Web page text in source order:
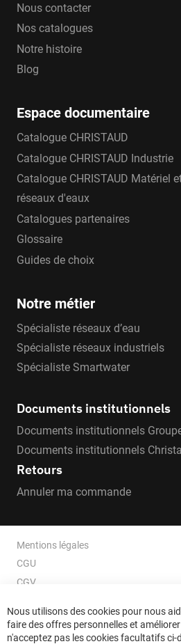
Nous contacter
Nos catalogues
Notre histoire
Blog
Espace documentaire
Catalogue CHRISTAUD
Catalogue CHRISTAUD Industrie
Catalogue CHRISTAUD Matériel
réseaux d'eaux
Catalogues partenaires
Glossaire
Guides de choix
Notre métier
Spécialiste réseaux d’eau
Spécialiste réseaux industriels
Spécialiste Smartwater
Documents institutionnels
Documents institutionnels
Documents institutionnels
Retours
Annuler ma commande
Mentions légales
CGU
CGV
Données personnelles
Confidentialité
Nous utilisons des cookies pour nous
faire des offres personnelles et
n'acceptez pas les cookies facultatifs ci-